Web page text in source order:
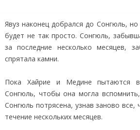
Явуз наконец добрался до Сонгюль,
будет не так просто. Сонгюль,
за последние несколько месяцев,
спрятала камни.
Пока Хайрие и Медине пытаются
Сонгюль, чтобы она могла
Сонгюль потрясена, узнав заново все,
течение нескольких месяцев.